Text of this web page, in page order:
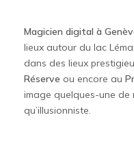
Magicien digital à
lieux autour du lac
dans des lieux
Réserve ou encore au
image quelques-une
qu’illusionniste.